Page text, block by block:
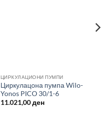
ЦИРКУЛАЦИОНИ ПУМПИ
Циркулацона пумпа Wilo-
Yonos PICO 30/1-6
11.021,00ден